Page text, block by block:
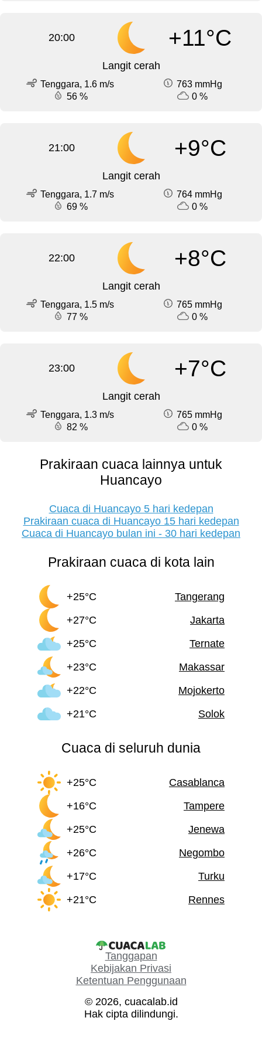
20:00 +11°C
Langit cerah
Tenggara, 1.6 m/s
763 mmHg
56 %
0 %
21:00 +9°C
Langit cerah
Tenggara, 1.7 m/s
764 mmHg
69 %
0 %
22:00 +8°C
Langit cerah
Tenggara, 1.5 m/s
765 mmHg
77 %
0 %
23:00 +7°C
Langit cerah
Tenggara, 1.3 m/s
765 mmHg
82 %
0 %
Prakiraan cuaca lainnya untuk
Huancayo
Cuaca di Huancayo 5 hari kedepan
Prakiraan cuaca di Huancayo 15 hari kedepan
Cuaca di Huancayo bulan ini - 30 hari kedepan
Prakiraan cuaca di kota lain
+25°C
Tangerang
+27°C
Jakarta
+25°C
Ternate
+23°C
Makassar
+22°C
Mojokerto
+21°C
Solok
Cuaca di seluruh dunia
+25°C
Casablanca
+16°C
Tampere
+25°C
Jenewa
+26°C
Negombo
+17°C
Turku
+21°C
Rennes
Tanggapan
Kebijakan Privasi
Ketentuan Penggunaan
© 2026, cuacalab.id
Hak cipta dilindungi.